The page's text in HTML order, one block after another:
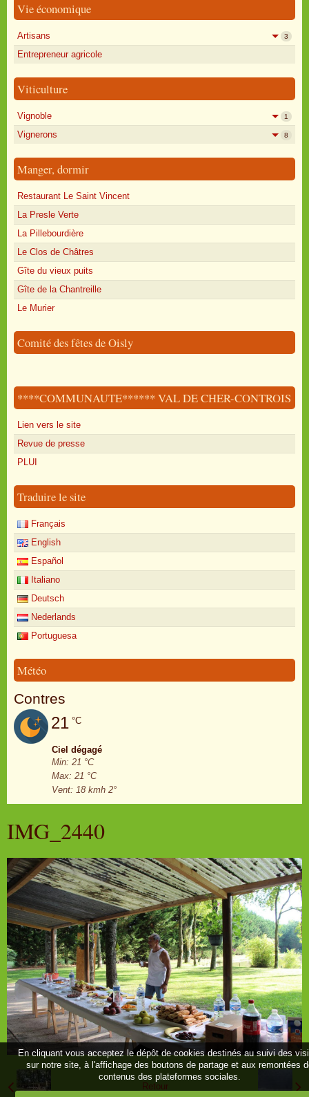
Vie économique
Artisans 3
Entrepreneur agricole
Viticulture
Vignoble 1
Vignerons 8
Manger, dormir
Restaurant Le Saint Vincent
La Presle Verte
La Pillebourdière
Le Clos de Châtres
Gîte du vieux puits
Gîte de la Chantreille
Le Murier
Comité des fêtes de Oisly
****COMMUNAUTE****** VAL DE CHER-CONTROIS
Lien vers le site
Revue de presse
PLUI
Traduire le site
Français
English
Español
Italiano
Deutsch
Nederlands
Portuguesa
Météo
Contres
21 °C
Ciel dégagé
Min: 21 °C
Max: 21 °C
Vent: 18 kmh 2°
IMG_2440
Retour
En cliquant vous acceptez le dépôt de cookies destinés au suivi des
sur notre site, à l'affichage des boutons de partage et aux remontées
contenus des plateformes sociales.